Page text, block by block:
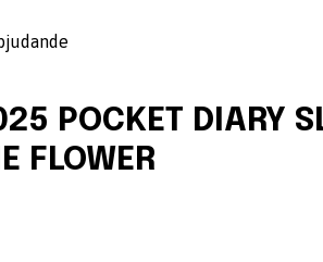
POCKET DIARY
FLOWER